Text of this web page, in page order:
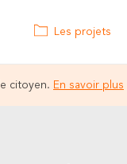
Les projets
citoyen. En savoir plus